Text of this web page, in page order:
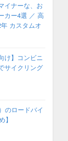
イナーな、お
カー4選 ／ 高
カスタムオ
け】コンビニ
サイクリング
のロードバイ
】